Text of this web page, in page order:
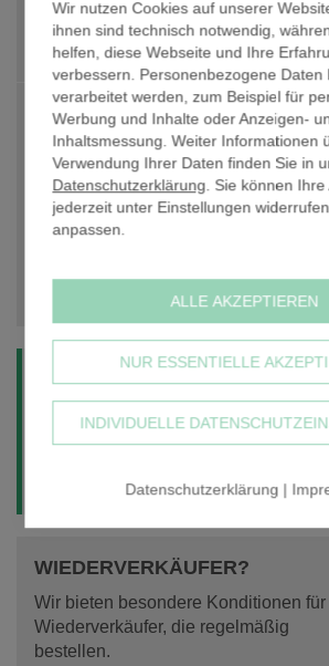
Wir nutzen Cookies auf unserer
ihnen sind technisch notwendig,
helfen, diese Webseite und Ihre
verbessern. Personenbezogene Daten
verarbeitet werden, zum Beispiel für
Werbung und Inhalte oder Anzeigen-
Inhaltsmessung. Weiter Informationen
Verwendung Ihrer Daten finden Sie in
Datenschutzerklärung . Sie können
jederzeit unter Einstellungen
anpassen.
ALLE AKZEPTIEREN
INDIVIDUELLE
NUR ESSENTIELLE
Datenschutzerklärung |
PREIS PRO STK. NETTO
Anzahl
PREIS GESAMT NETTO
zzgl. 19% USt
PREIS GESAMT BRUTTO
IN DEN
Aufwandspauschale für die
Der Kostenaufwand für Bestellungen
Warenwert ist sehr hoch und müsste sich
Warenkorbwert beträgt8,26 €.
WIEDERVERKÄUFER?
Wir bieten besondere Konditionen für
Wiederverkäufer, die regelmäßig
bestellen.